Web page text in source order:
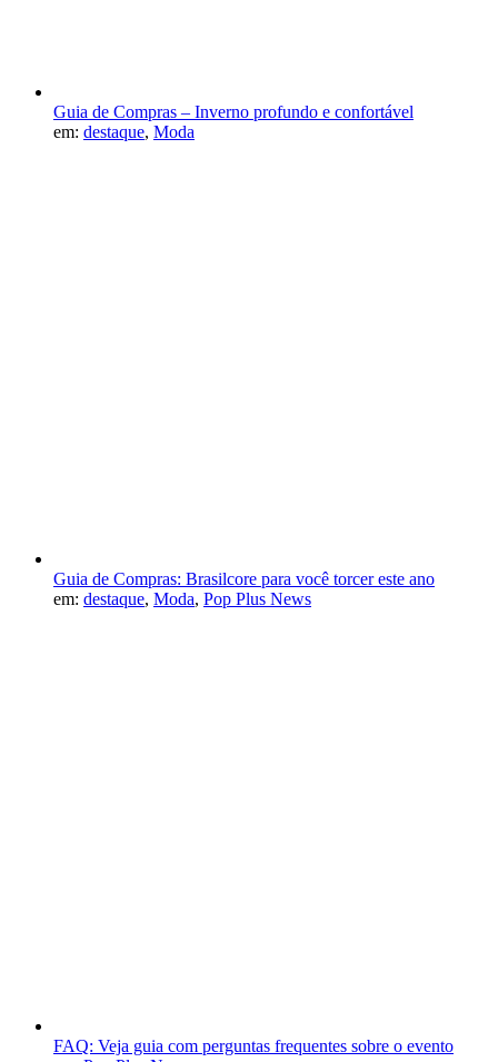
Guia de Compras – Inverno profundo e confortável
em: destaque, Moda
Guia de Compras: Brasilcore para você torcer este ano
em: destaque, Moda, Pop Plus News
FAQ: Veja guia com perguntas frequentes sobre o evento